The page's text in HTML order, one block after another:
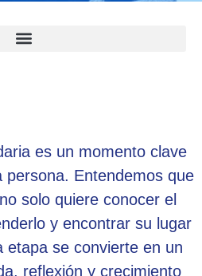
es un momento clave
persona. Entendemos que
solo quiere conocer el
y encontrar su lugar
etapa se convierte en un
reflexión y crecimiento